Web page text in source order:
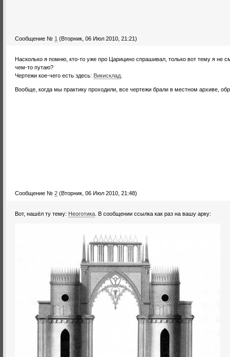
Сообщение № 1 (Вторник, 06 Июл 2010, 21:21)
Насколько я помню, кто-то уже про Царицино спрашивал, только вот тему я не
чем-то путаю?
Чертежи кое-чего есть здесь: Викисклад
Вообще, когда мы практику проходили, все чертежи брали в местном архиве,
Сообщение № 2 (Вторник, 06 Июл 2010, 21:48)
Вот, нашёл ту тему: Неоготика . В сообщении ссылка как раз на вашу арку: